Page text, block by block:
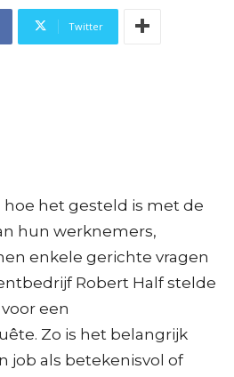
Twitter
het gesteld is met de
hun werknemers,
enkele gerichte vragen
Robert Half stelde
een
Zo is het belangrijk
job als betekenisvol of